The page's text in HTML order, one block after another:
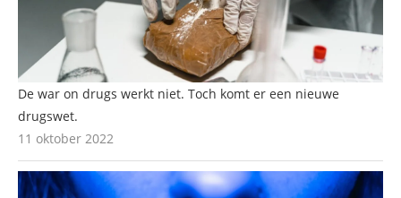
De war on drugs werkt niet. Toch komt er een nieuwe
drugswet.
11 oktober 2022